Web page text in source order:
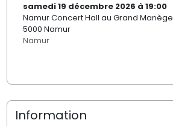
samedi 19 décembre 2026 à 19:00
Namur Concert Hall au Grand Manège
5000 Namur
Namur
Information